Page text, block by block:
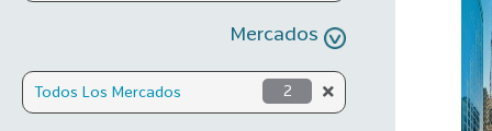
Mercados
Todos Los Mercados 2